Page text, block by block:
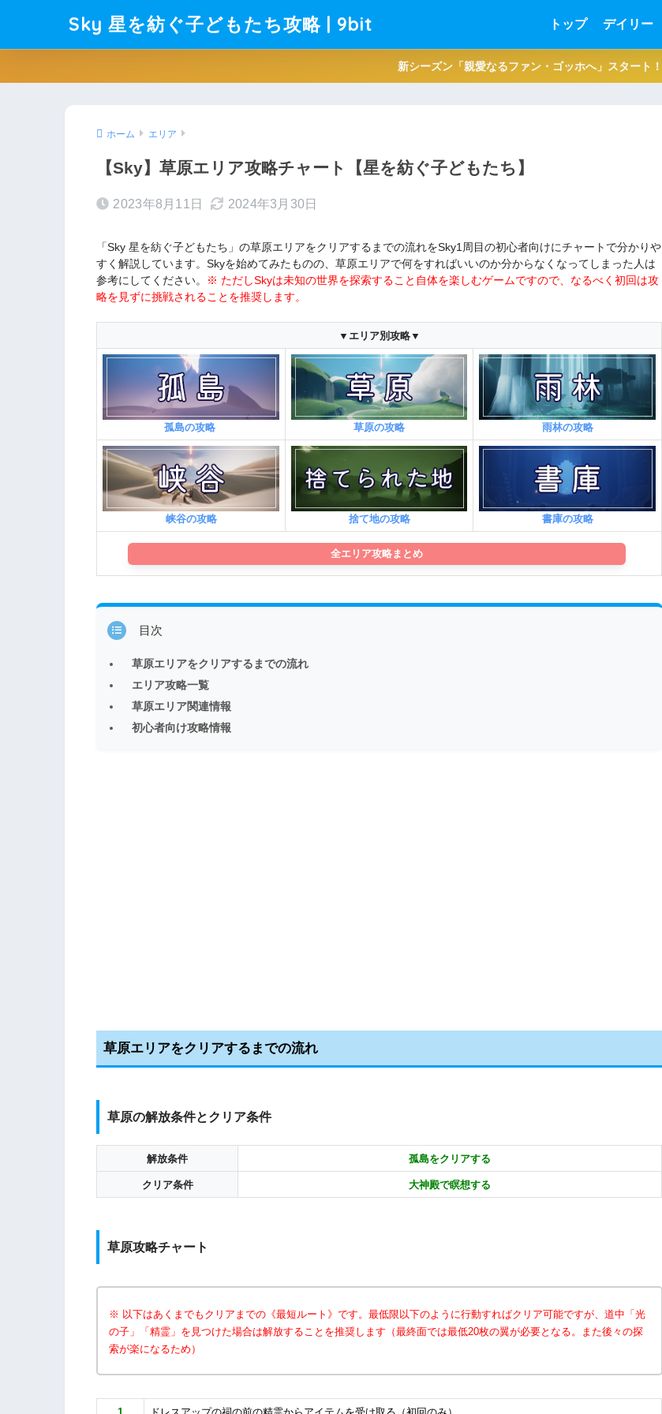
Sky 星を紡ぐ子どもたち攻略 | 9bit トップ デイリー
新シーズン「親愛なるファン・ゴッホへ」スタート！
ホーム エリア
【Sky】草原エリア攻略チャート【星を紡ぐ子どもたち】
2023年8月11日 2024年3月30日
「Sky 星を紡ぐ子どもたち」の草原エリアをクリアするまでの流れをSky1周目の初心者向けにチャートで分かりや
すく解説しています。Skyを始めてみたものの、草原エリアで何をすればいいのか分からなくなってしまった人は
参考にしてください。
※ ただしSkyは未知の世界を探索すること自体を楽しむゲームですので、なるべく初回は攻
略を見ずに挑戦されることを推奨します。
▼エリア別攻略▼
孤島の攻略 草原の攻略 雨林の攻略
峡谷の攻略 捨て地の攻略 書庫の攻略
全エリア攻略まとめ
目次
草原エリアをクリアするまでの流れ
エリア攻略一覧
草原エリア関連情報
初心者向け攻略情報
草原エリアをクリアするまでの流れ
草原の解放条件とクリア条件
解放条件 孤島をクリアする
クリア条件 大神殿で瞑想する
草原攻略チャート
※ 以下はあくまでもクリアまでの《最短ルート》です。最低限以下のように行動すればクリア可能ですが、道中「光
の子」「精霊」を見つけた場合は解放することを推奨します（最終面では最低20枚の翼が必要となる。また後々の探
索が楽になるため）